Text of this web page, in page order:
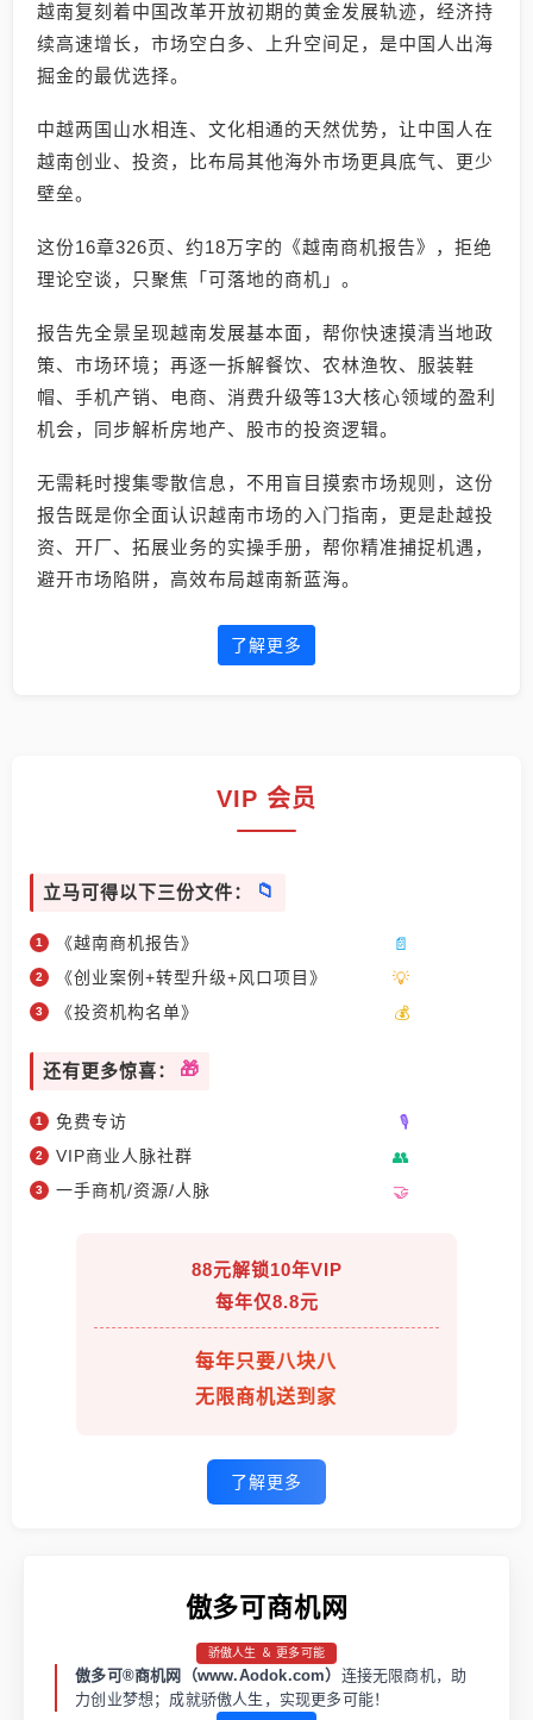
越南复刻着中国改革开放初期的黄金发展轨迹，经济持
续高速增长，市场空白多、上升空间足，是中国人出海
掘金的最优选择。
中越两国山水相连、文化相通的天然优势，让中国人在
越南创业、投资，比布局其他海外市场更具底气、更少
壁垒。
这份16章326页、约18万字的《越南商机报告》，拒绝
理论空谈，只聚焦「可落地的商机」。
报告先全景呈现越南发展基本面，帮你快速摸清当地政
策、市场环境；再逐一拆解餐饮、农林渔牧、服装鞋
帽、手机产销、电商、消费升级等13大核心领域的盈利
机会，同步解析房地产、股市的投资逻辑。
无需耗时搜集零散信息，不用盲目摸索市场规则，这份
报告既是你全面认识越南市场的入门指南，更是赴越投
资、开厂、拓展业务的实操手册，帮你精准捕捉机遇，
避开市场陷阱，高效布局越南新蓝海。
了解更多
VIP 会员
立马可得以下三份文件：
《越南商机报告》
《创业案例+转型升级+风口项目》
《投资机构名单》
还有更多惊喜：
免费专访
VIP商业人脉社群
一手商机/资源/人脉
88元解锁10年VIP
每年仅8.8元
每年只要八块八
无限商机送到家
了解更多
傲多可商机网
骄傲人生 ＆ 更多可能
傲多可®商机网（www.Aodok.com） 连接无限商机，助
力创业梦想；成就骄傲人生，实现更多可能！